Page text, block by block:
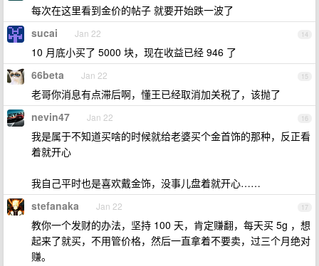
每次在这里看到金价的帖子 就要开始跌一波了
14
sucai Jan 22
10 月底小买了 5000 块，现在收益已经 946 了
15
66beta Jan 22
老哥你消息有点滞后啊，懂王已经取消加关税了，该抛了
16
nevin47 Jan 22
我是属于不知道买啥的时候就给老婆买个金首饰的那种，反正看
着就开心
我自己平时也是喜欢戴金饰，没事儿盘着就开心……
17
stefanaka Jan 22
教你一个发财的办法，坚持 100 天，肯定赚翻，每天买 5g ，想
起来了就买，不用管价格，然后一直拿着不要卖，过三个月绝对
赚。